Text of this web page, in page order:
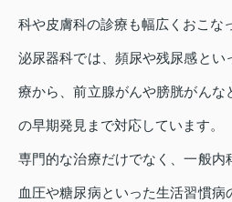
科や皮膚科の診療も幅広くおこな
泌尿器科では、頻尿や残尿感とい
療から、前立腺がんや膀胱がんな
の早期発見まで対応しています。
専門的な治療だけでなく、一般内
血圧や糖尿病といった生活習慣病